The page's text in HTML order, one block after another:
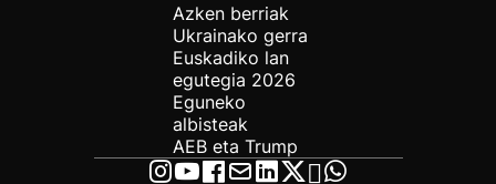
Azken berriak
Ukrainako gerra
Euskadiko lan
egutegia 2026
Eguneko
albisteak
AEB eta Trump